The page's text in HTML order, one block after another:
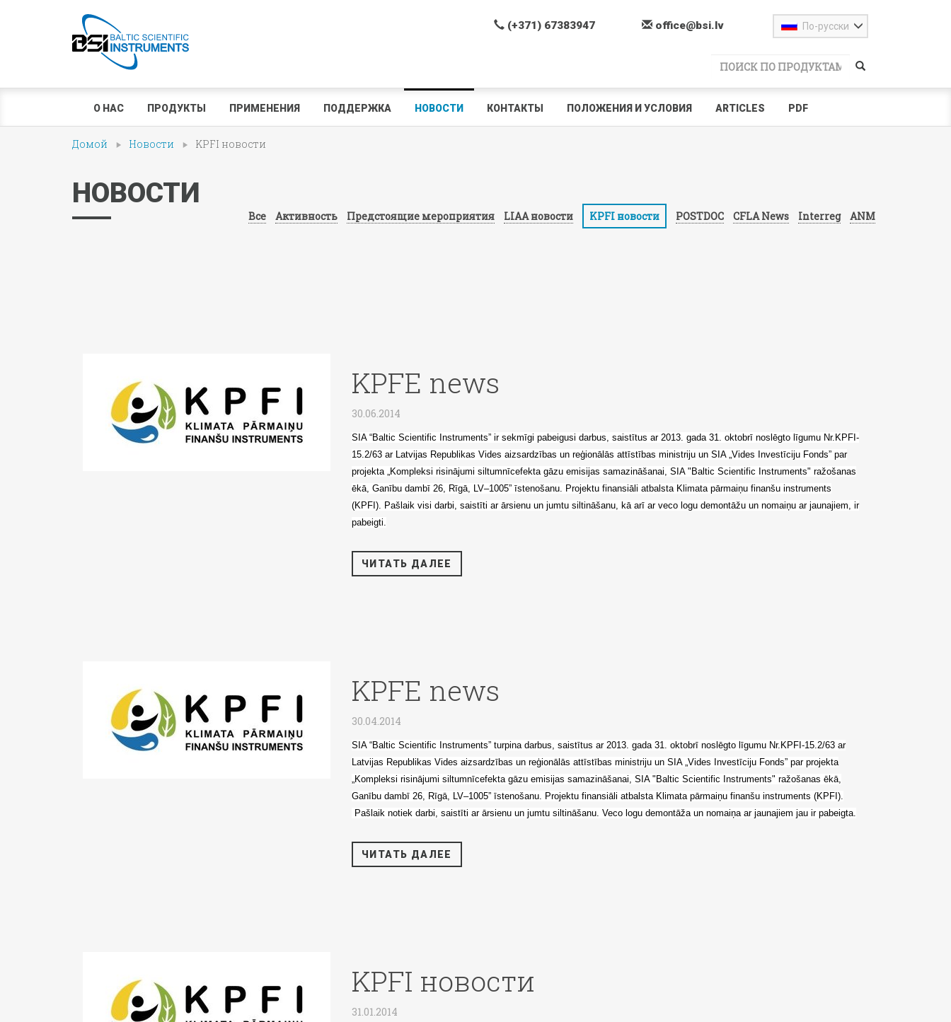
(+371) 67383947 office@bsi.lv По-русски
О НАС ПРОДУКТЫ ПРИМЕНЕНИЯ ПОДДЕРЖКА НОВОСТИ КОНТАКТЫ ПОЛОЖЕНИЯ И УСЛОВИЯ ARTICLES PDF
Домой Новости KPFI новости
Все Активность Предстоящие мероприятия LIAA новости KPFI новости POSTDOC CFLA News Interreg ANM
НОВОСТИ
KPFE news
30.06.2014
SIA “Baltic Scientific Instruments” ir sekmīgi pabeigusi darbus, saistītus ar 2013. gada 31. oktobrī noslēgto līgumu Nr.KPFI-
15.2/63 ar Latvijas Republikas Vides aizsardzības un reģionālās attīstības ministriju un SIA „Vides Investīciju Fonds” par
projekta „Kompleksi risinājumi siltumnīcefekta gāzu emisijas samazināšanai, SIA "Baltic Scientific Instruments" ražošanas
ēkā, Ganību dambī 26, Rīgā, LV–1005” īstenošanu. Projektu finansiāli atbalsta Klimata pārmaiņu finanšu instruments
(KPFI). Pašlaik visi darbi, saistīti ar ārsienu un jumtu siltināšanu, kā arī ar veco logu demontāžu un nomaiņu ar jaunajiem, ir
pabeigti.
ЧИТАТЬ ДАЛЕЕ
KPFE news
30.04.2014
SIA “Baltic Scientific Instruments” turpina darbus, saistītus ar 2013. gada 31. oktobrī noslēgto līgumu Nr.KPFI-15.2/63 ar
Latvijas Republikas Vides aizsardzības un reģionālās attīstības ministriju un SIA „Vides Investīciju Fonds” par projekta
„Kompleksi risinājumi siltumnīcefekta gāzu emisijas samazināšanai, SIA "Baltic Scientific Instruments" ražošanas ēkā,
Ganību dambī 26, Rīgā, LV–1005” īstenošanu. Projektu finansiāli atbalsta Klimata pārmaiņu finanšu instruments (KPFI).
Pašlaik notiek darbi, saistīti ar ārsienu un jumtu siltināšanu. Veco logu demontāža un nomaiņa ar jaunajiem jau ir pabeigta.
ЧИТАТЬ ДАЛЕЕ
KPFI новости
31.01.2014